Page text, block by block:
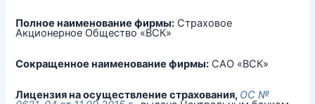
Полное наименование фирмы: Страховое
Акционерное Общество «ВСК»
Сокращенное наименование фирмы: САО «ВСК»
Лицензия на осуществление страхования, ОС №